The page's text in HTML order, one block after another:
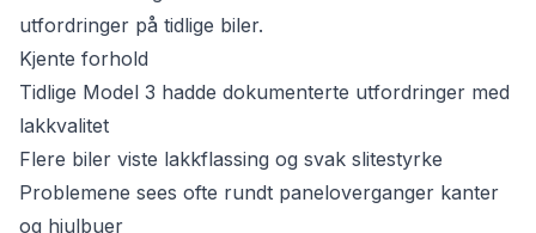
utfordringer på tidlige biler.
Kjente forhold
Tidlige Model 3 hadde dokumenterte utfordringer med
lakkvalitet
Flere biler viste lakkflassing og svak slitestyrke
Problemene sees ofte rundt paneloverganger kanter
og hjulbuer